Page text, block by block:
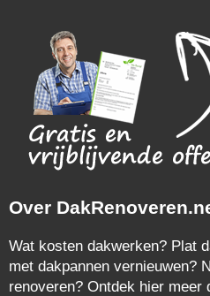
Over
Wat kosten dakwerken? Plat
met dakpannen vernieuwen?
renoveren? Ontdek hier meer